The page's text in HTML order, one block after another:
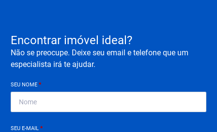
Encontrar imóvel ideal?
Não se preocupe. Deixe seu email e telefone que um
especialista irá te ajudar.
SEU NOME*
SEU E-MAIL*